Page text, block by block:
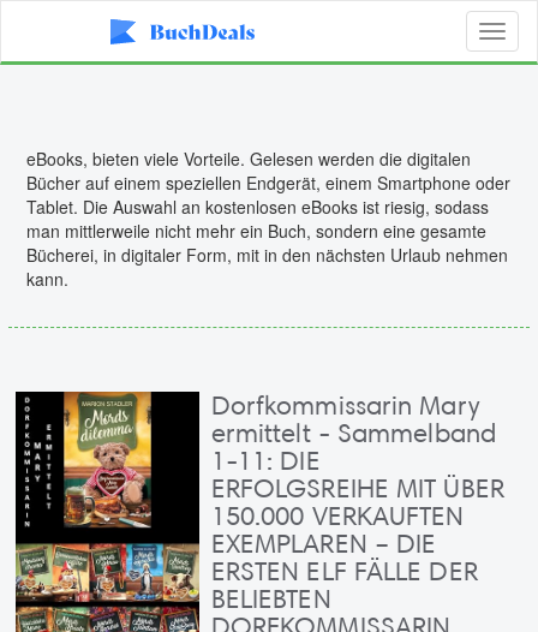
eBooks, bieten viele Vorteile. Gelesen werden die digitalen
Bücher auf einem speziellen Endgerät, einem Smartphone oder
Tablet. Die Auswahl an kostenlosen eBooks ist riesig, sodass
man mittlerweile nicht mehr ein Buch, sondern eine gesamte
Bücherei, in digitaler Form, mit in den nächsten Urlaub nehmen
kann.
Dorfkommissarin Mary
ermittelt - Sammelband
1-11: DIE
ERFOLGSREIHE MIT ÜBER
150.000 VERKAUFTEN
EXEMPLAREN – DIE
ERSTEN ELF FÄLLE DER
BELIEBTEN